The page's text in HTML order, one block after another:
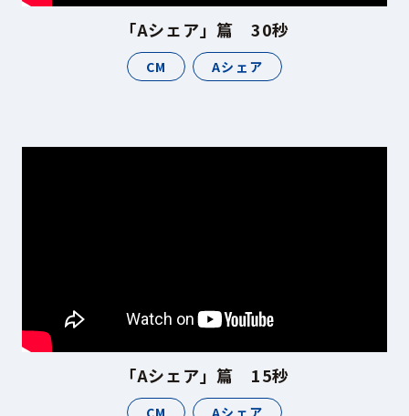
「Aシェア」篇 30秒
CM Aシェア
「Aシェア」篇 15秒
CM Aシェア